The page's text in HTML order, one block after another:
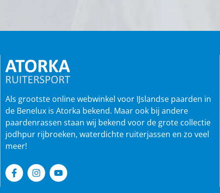
Als grootste online webwinkel voor IJslandse paarden in
de Benelux is Atorka bekend. Maar ook bij andere
paardenrassen staan wij bekend voor de grote collectie
jodhpur rijbroeken, waterdichte ruiterjassen en zo veel
meer!